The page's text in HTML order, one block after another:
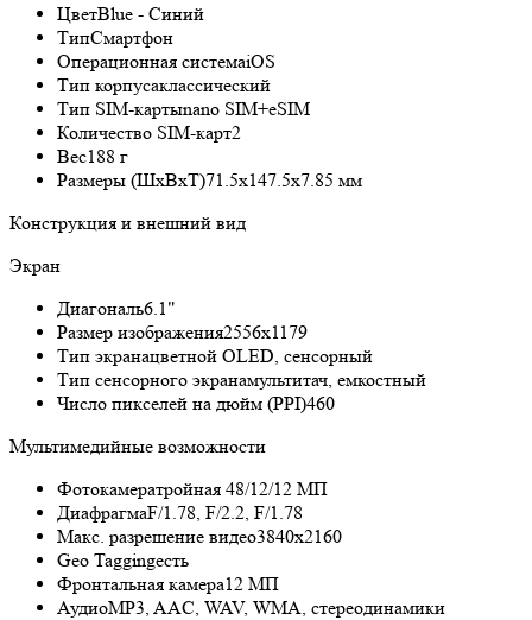
ЦветBlue - Синий
ТипСмартфон
Операционная системаiOS
Тип корпусаклассический
Тип SIM-картыnano SIM+eSIM
Количество SIM-карт2
Вес188 г
Размеры (ШxВxТ)71.5x147.5x7.85 мм
Конструкция и внешний вид
Экран
Диагональ6.1"
Размер изображения2556x1179
Тип экранацветной OLED, сенсорный
Тип сенсорного экранамультитач, емкостный
Число пикселей на дюйм (PPI)460
Мультимедийные возможности
Фотокамератройная 48/12/12 МП
ДиафрагмаF/1.78, F/2.2, F/1.78
Макс. разрешение видео3840x2160
Geo Taggingесть
Фронтальная камера12 МП
АудиоMP3, AAC, WAV, WMA, стереодинамики